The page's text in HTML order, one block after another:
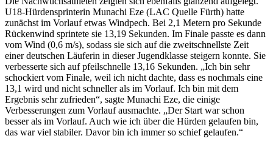
U18-Hürdensprinterin Munachi Eze (LAC Quelle Fürth) hatte
zunächst im Vorlauf etwas Windpech. Bei 2,1 Metern pro Sekunde
Rückenwind sprintete sie 13,19 Sekunden. Im Finale passte es dann
vom Wind (0,6 m/s), sodass sie sich auf die zweitschnellste Zeit
einer deutschen Läuferin in dieser Jugendklasse steigern konnte. Sie
verbesserte sich auf pfeilschnelle 13,16 Sekunden. „Ich bin sehr
schockiert vom Finale, weil ich nicht dachte, dass es nochmals eine
13,1 wird und nicht schneller als im Vorlauf. Ich bin mit dem
Ergebnis sehr zufrieden“, sagte Munachi Eze, die einige
Verbesserungen zum Vorlauf ausmachte. „Der Start war schon
besser als im Vorlauf. Auch wie ich über die Hürden gelaufen bin,
das war viel stabiler. Davor bin ich immer so schief gelaufen.“